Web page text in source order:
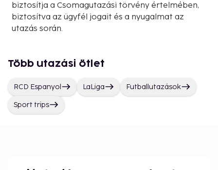
biztosítja a Csomagutazási törvény értelmében,
biztosítva az ügyfél jogait és a nyugalmat az
utazás során.
Több utazási ötlet
RCD Espanyol LaLiga Futballutazások
Sport trips